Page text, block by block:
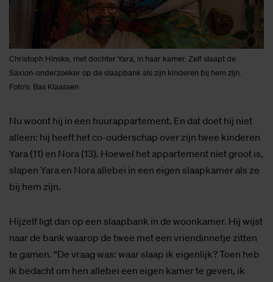
Christoph Hinske, met dochter Yara, in haar kamer. Zelf slaapt de
Saxion-onderzoeker op de slaapbank als zijn kinderen bij hem zijn.
Foto's: Bas Klaassen
Nu woont hij in een huurappartement. En dat doet hij niet
alleen: hij heeft het co-ouderschap over zijn twee kinderen
Yara (11) en Nora (13). Hoewel het appartement niet groot is,
slapen Yara en Nora allebei in een eigen slaapkamer als ze
bij hem zijn.
Hijzelf ligt dan op een slaapbank in de woonkamer. Hij wijst
naar de bank waarop de twee met een vriendinnetje zitten
te gamen. “De vraag was: waar slaap ik eigenlijk? Toen heb
ik bedacht om hen allebei een eigen kamer te geven, ik